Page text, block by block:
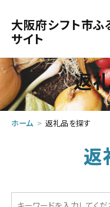
大阪府シフト市ふ
サイト
返
ホーム 返礼品を探す
返